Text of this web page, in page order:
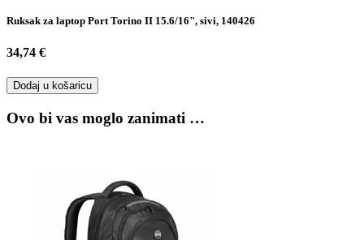
Ruksak za laptop Port Torino II 15.6/16", sivi, 140426
34,74 €
Dodaj u košaricu
Ovo bi vas moglo zanimati …